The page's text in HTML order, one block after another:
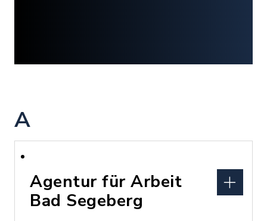
A
Agentur für Arbeit
Bad Segeberg